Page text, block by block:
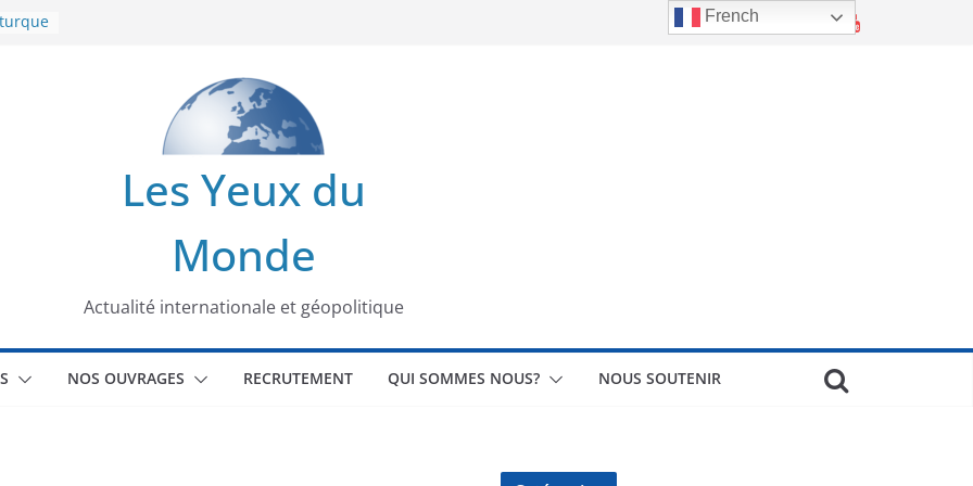
Les Yeux du
Monde
Actualité internationale et géopolitique
NOS OUVRAGES RECRUTEMENT QUI SOMMES NOUS? NOUS SOUTENIR
French